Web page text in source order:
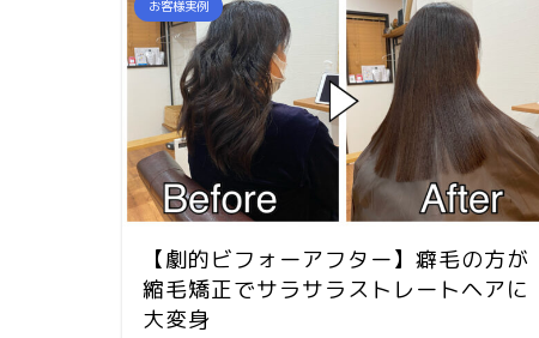
お客様実例
【劇的ビフォーアフター】癖毛の方が
縮毛矯正でサラサラストレートヘアに
大変身